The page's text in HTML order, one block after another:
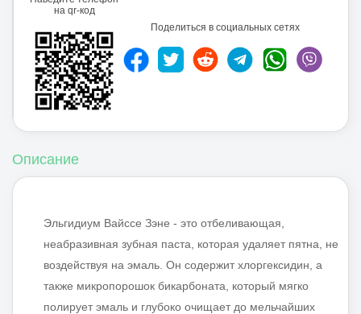
на qr-код
Поделиться в социальных сетях
Описание
Эльгидиум Вайссе Зэне - это отбеливающая,
неабразивная зубная паста, которая удаляет пятна, не
воздействуя на эмаль. Он содержит хлоргексидин, а
также микропорошок бикарбоната, который мягко
полирует эмаль и глубоко очищает до мельчайших